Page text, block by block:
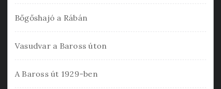
Bőgőshajó a Rábán
Vasudvar a Baross úton
A Baross út 1929-ben